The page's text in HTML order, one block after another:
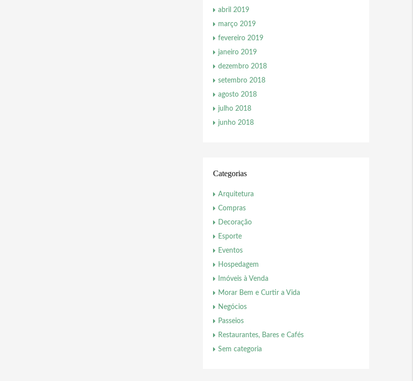
abril 2019
março 2019
fevereiro 2019
janeiro 2019
dezembro 2018
setembro 2018
agosto 2018
julho 2018
junho 2018
Categorias
Arquitetura
Compras
Decoração
Esporte
Eventos
Hospedagem
Imóveis à Venda
Morar Bem e Curtir a Vida
Negócios
Passeios
Restaurantes, Bares e Cafés
Sem categoria